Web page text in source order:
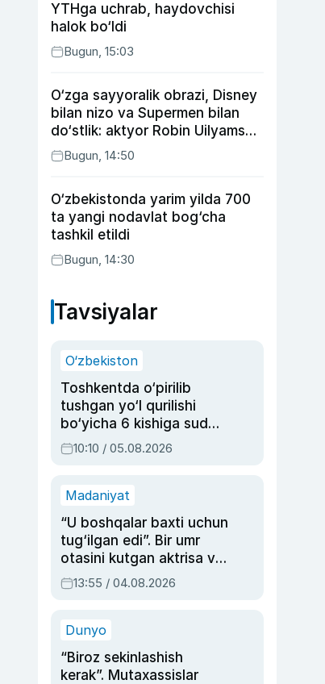
YTHga uchrab, haydovchisi
halok bo‘ldi
Bugun, 15:03
O‘zga sayyoralik obrazi, Disney
bilan nizo va Supermen bilan
do‘stlik: aktyor Robin Uilyams
haqida ko‘pchilik bilmaydigan
faktlar
Bugun, 14:50
O‘zbekistonda yarim yilda 700
ta yangi nodavlat bog‘cha
tashkil etildi
Bugun, 14:30
Tavsiyalar
O‘zbekiston
Toshkentda o‘pirilib
tushgan yo‘l qurilishi
bo‘yicha 6 kishiga sud
hukmi o‘qildi
10:10 / 05.08.2026
Madaniyat
“U boshqalar baxti uchun
tug‘ilgan edi”. Bir umr
otasini kutgan aktrisa va
dublyaj ustasi Rimma
Ahmedovaning
13:55 / 04.08.2026
Dunyo
“Biroz sekinlashish
kerak”. Mutaxassislar